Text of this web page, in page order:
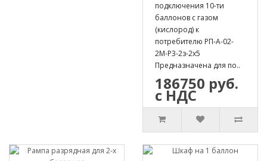
подключения 10-ти
баллонов с газом
(кислород) к
потребителю РП-А-02-
2М-Р3-2з-2х5
Предназначена для по..
186750 руб.
с НДС